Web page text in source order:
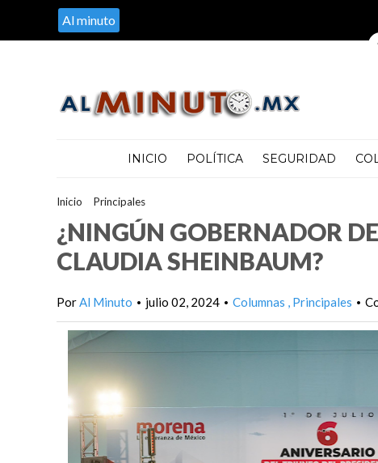
Al minuto
INICIO POLÍTICA SEGURIDAD
Inicio Principales>
¿NINGÚN GOBERNADOR
CLAUDIA SHEINBAUM?
PorAl Minuto • julio 02, 2024 • Columnas Principales •